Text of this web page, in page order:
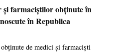
farmaciștilor obținute în
în Republica
de medici și farmaciști